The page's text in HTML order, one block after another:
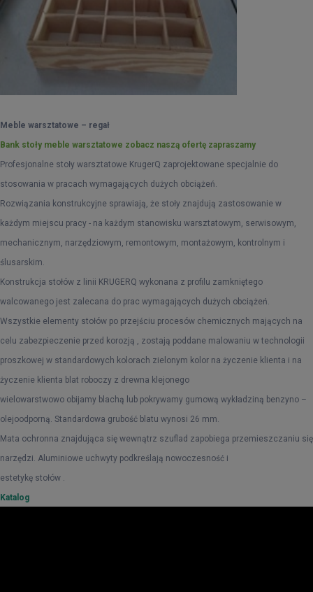
Meble warsztatowe – regał
Bank stoły meble warsztatowe zobacz naszą ofertę zapraszamy
Profesjonalne stoły warsztatowe KrugerQ zaprojektowane specjalnie do
stosowania w pracach wymagających dużych obciążeń.
Rozwiązania konstrukcyjne sprawiają, że stoły znajdują zastosowanie w
każdym miejscu pracy - na każdym stanowisku warsztatowym, serwisowym,
mechanicznym, narzędziowym, remontowym, montażowym, kontrolnym i
ślusarskim.
Konstrukcja stołów z linii KRUGERQ wykonana z profilu zamkniętego
walcowanego jest zalecana do prac wymagających dużych obciążeń.
Wszystkie elementy stołów po przejściu procesów chemicznych mających na
celu zabezpieczenie przed korozją , zostają poddane malowaniu w technologii
proszkowej w standardowych kolorach zielonym kolor na życzenie klienta i na
życzenie klienta blat roboczy z drewna klejonego
wielowarstwowo obijamy blachą lub pokrywamy gumową wykładziną benzyno –
olejoodporną. Standardowa grubość blatu wynosi 26 mm.
Mata ochronna znajdująca się wewnątrz szuflad zapobiega przemieszczaniu się
narzędzi. Aluminiowe uchwyty podkreślają nowoczesność i
estetykę stołów .
Katalog